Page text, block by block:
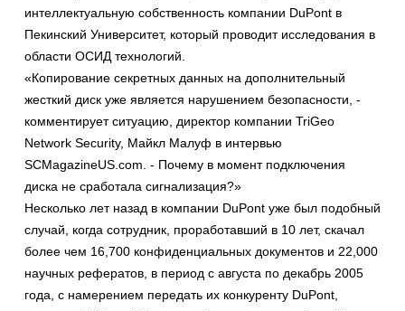
интеллектуальную собственность компании DuPont в
Пекинский Университет, который проводит исследования в
области ОСИД технологий.
«Копирование секретных данных на дополнительный
жесткий диск уже является нарушением безопасности, -
комментирует ситуацию, директор компании TriGeo
Network Security, Майкл Малуф в интервью
SCMagazineUS.com. - Почему в момент подключения
диска не сработала сигнализация?»
Несколько лет назад в компании DuPont уже был подобный
случай, когда сотрудник, проработавший в 10 лет, скачал
более чем 16,700 конфиденциальных документов и 22,000
научных рефератов, в период с августа по декабрь 2005
года, с намерением передать их конкуренту DuPont,